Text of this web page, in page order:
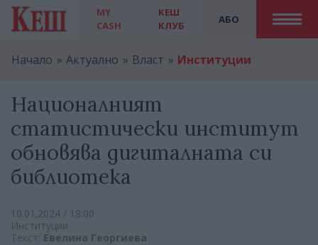
MY
CASH
АБО
КЕШ
КЛУБ
Начало Актуално Власт Институции
Националният
статистически институт
обновява дигиталната си
библиотека
10.01.2024 / 18:00
Институции
Текст: Евелина Георгиева